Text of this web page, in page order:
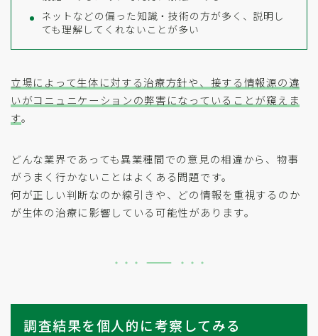
ネットなどの偏った知識・技術の方が多く、説明し
ても理解してくれないことが多い
立場によって生体に対する治療方針や、接する情報源の違
いがコニュニケーションの弊害になっていることが窺えま
す。
どんな業界であっても異業種間での意見の相違から、物事
がうまく行かないことはよくある問題です。
何が正しい判断なのか線引きや、どの情報を重視するのか
が生体の治療に影響している可能性があります。
調査結果を個人的に考察してみる